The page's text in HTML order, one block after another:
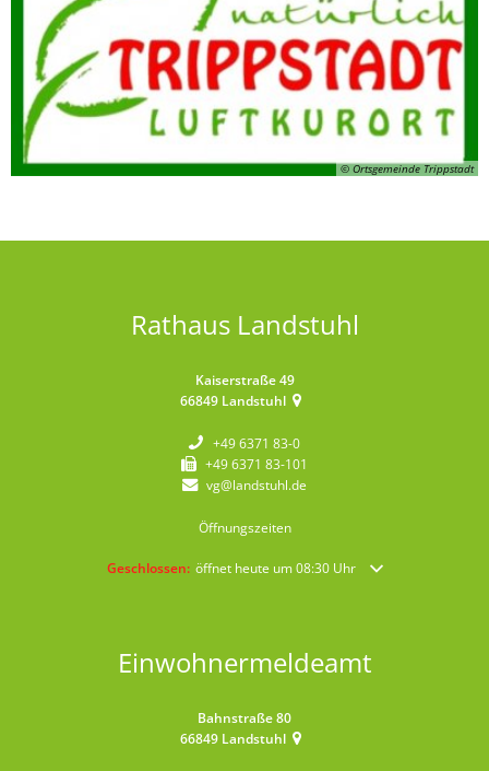
© Ortsgemeinde Trippstadt
Rathaus Landstuhl
Kaiserstraße 49
66849 Landstuhl
+49 6371 83-0
+49 6371 83-101
vg@landstuhl.de
Öffnungszeiten
Klicken, um weitere Öffnungs- oder Schließzeiten
Geschlossen: öffnet heute um 08:30 Uhr
Einwohnermeldeamt
Bahnstraße 80
66849 Landstuhl